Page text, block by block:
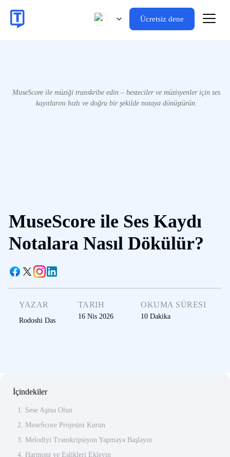
Ücretsiz dene
MuseScore ile müziği transkribe edin – besteciler ve müzisyenler için ses
kayıtlarını hızlı ve doğru bir şekilde notaya dönüştürün.
MuseScore ile Ses Kaydı
Notalara Nasıl Dökülür?
YAZAR
Rodoshi Das
TARIH
16 Nis 2026
OKUMA SÜRESI
10 Dakika
İçindekiler
1. Sese Aşina Olun
2. MuseScore Projesini Kurun
3. Melodiyi Transkripsiyon Yapmaya Başlayın
4. Harmoni ve Eşlikleri Ekleyin